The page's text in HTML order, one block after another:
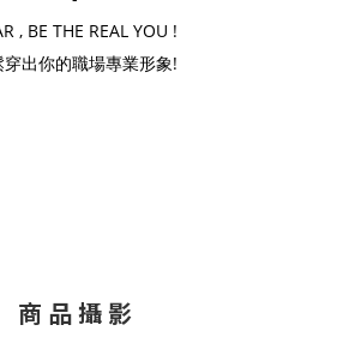
, BE THE REAL YOU !
穿出你的職場專業形象!
商 品 攝 影